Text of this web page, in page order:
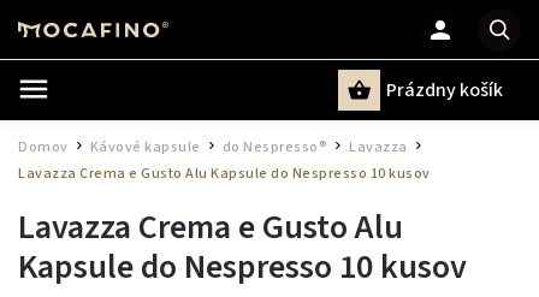
Prázdny košík
Domov Kávové kapsule do Nespresso® / Lavazza
Lavazza Crema e Gusto Alu Kapsule do Nespresso 10 kusov
Lavazza Crema e Gusto Alu
Kapsule do Nespresso 10 kusov